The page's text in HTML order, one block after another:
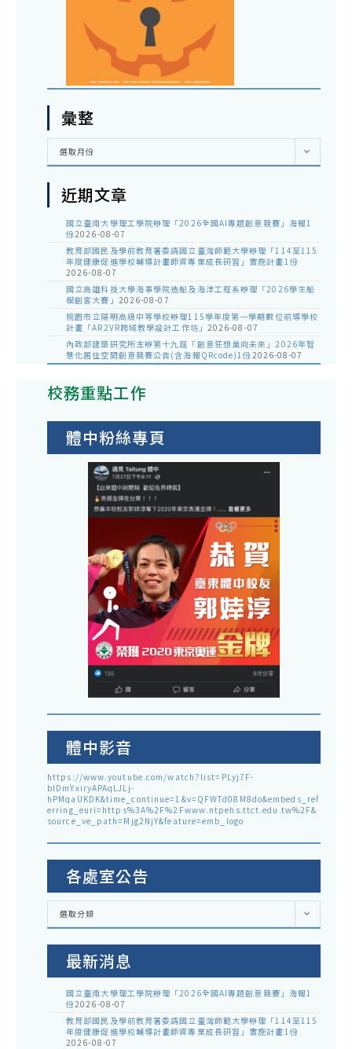
彙整
彙
選取月份
近期文章
國立臺南大學理工學院辦理「2026全國AI專題創意競賽」海報1
份2026-08-07
教育部國民及學前教育署委請國立臺灣師範大學辦理「114至115
年度健康促進學校輔導計畫師資專業成長研習」實施計畫1份
2026-08-07
國立高雄科技大學海事學院造船及海洋工程系辦理「2026學生船
模創客大賽」 2026-08-07
桃園市立陽明高級中等學校辦理115學年度第一學期數位前導學校
計畫「AR2VR跨域教學設計工作坊」 2026-08-07
內政部建築研究所主辦第十九屆「創意狂想巢向未來」2026年智
慧化居住空間創意競賽公告(含海報QRcode)1份2026-08-07
校務重點工作
體中粉絲專頁
體中影音
https://www.youtube.com/watch?list=PLyj7F-
blDmYxiryAPAqLJLj-
hPMqaUKDK&time_continue=1&v=QFWTd08M8do&embeds_ref
erring_euri=https%3A%2F%2Fwww.ntpehs.ttct.edu.tw%2F&
source_ve_path=Mjg2NjY&feature=emb_logo
各處室公告
各
室
選取分類
最新消息
國立臺南大學理工學院辦理「2026全國AI專題創意競賽」海報1
份2026-08-07
教育部國民及學前教育署委請國立臺灣師範大學辦理「114至115
年度健康促進學校輔導計畫師資專業成長研習」實施計畫1份
2026-08-07